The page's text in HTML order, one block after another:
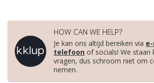
HOW CAN WE HELP?
Je kan ons altijd bereiken via
telefoon of socials! We staan
vragen, dus schroom niet om
nemen.